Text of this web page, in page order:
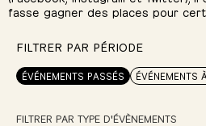
fasse gagner des places pour
FILTRER PAR PÉRIODE
ÉVÉNEMENTS PASSÉS ÉVÉNEMENTS
FILTRER PAR TYPE D'ÉVÈNEMENTS